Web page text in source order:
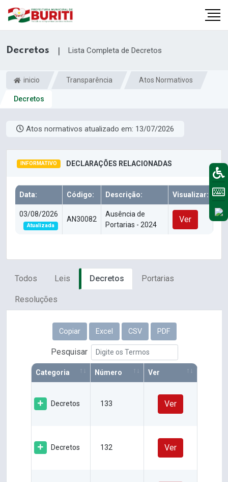
Decretos | Lista Completa de Decretos
inicio Transparência Atos Normativos
Decretos
Atos normativos atualizado em: 13/07/2026
INFORMATIVO DECLARAÇÕES RELACIONADAS
Data: Código: Descrição: Visualizar:
03/08/2026
Atualizada
AN30082
Ausência de
Portarias - 2024
Ver
Todos Leis Decretos Portarias
Resoluções
Copiar Excel CSV PDF
Pesquisar
Categoria Número Ver
Decretos 133 Ver
Decretos 132 Ver